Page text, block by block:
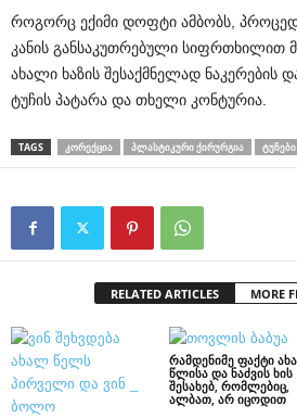
როგორც ექიმი დოფტი ამბობს,
კანის განსაკუთრებული სიფრთხილით
ახალი ხაზის შესაქმნელად ნაკერების
ტუჩის პატარა და თხელი კონტურია.
TAGS ᲙᲝᲠᲔᲥᲪᲘᲐ ᲞᲚᲐᲡᲢᲘᲙᲣᲠᲘ ᲥᲘᲠᲣᲠᲒᲘᲐ ᲢᲣᲩᲔᲑᲘ
RELATED ARTICLES MORE
რამდენიმე ფაქტი
წლისა და ნაძვის ხის
შესახებ, რომლებიც,
ალბათ, არ იცოდით